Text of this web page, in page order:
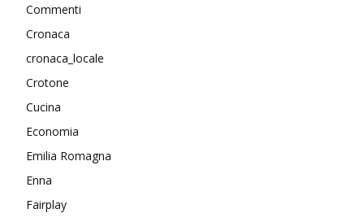
Commenti
Cronaca
cronaca_locale
Crotone
Cucina
Economia
Emilia Romagna
Enna
Fairplay